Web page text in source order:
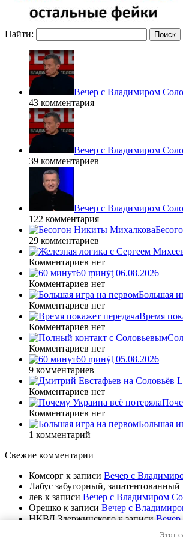
Найти:
Вечер с Владимиром
43 комментария
Вечер с Владимиром
39 комментариев
Вечер с Владимиром
122 комментария
29 комментариев
Комментариев нет
60 ṃинẏƫ 06.08.2026
Комментариев нет
Большая
Комментариев нет
Время
Комментариев нет
Комментариев нет
60 ṃинẏƫ 05.08.2026
9 комментариев
Комментариев нет
Комментариев нет
Большая
1 комментарий
Свежие комментарии
Комсорг к записи Вечер с
Лабус забугорный, запатентованный
лев к записи Вечер с Владимиром
Орешко к записи Вечер с
НКВД Здержинскогок записи
Этот